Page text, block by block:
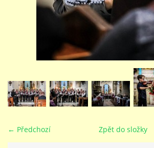
PEDAGOGICKÝ SBOR
DOKUMENTY / KE STAŽENÍ
KURZY
PŘÍMĚSTSKÝ TÁBOR
← Předchozí Zpět do složky